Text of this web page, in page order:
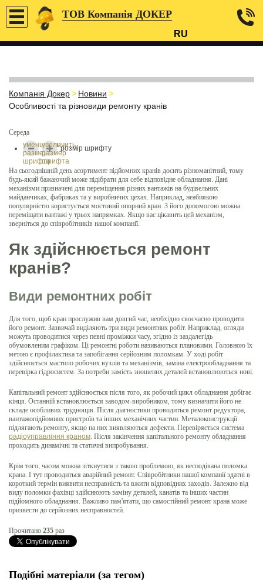
ТОВ Компанія ДОКЕР
RU
Компанія Докер> Новини >
Особливості та різновиди ремонту кранів
Середа
розмір шрифту
уменьшить
размер
шрифта
увеличить
размер
шрифта
На сьогоднішній день асортимент підйомних кранів досить різноманітний, тому
будь-який бажаючий може підібрати для себе відповідне обладнання. Дані
механізми призначені для переміщення різних вантажів на будівельних
майданчиках, фабриках та у виробничих цехах. Наприклад, неабиякою
популярністю користується мостовий опорний кран. З його допомогою можна
переміщати вантажі у трьох напрямках. Якщо вас цікавить цей механізм,
зверніться до співробітників нашої компанії.
Як здійснюється ремонт
кранів?
Види ремонтних робіт
Для того, щоб кран прослужив вам довгий час, необхідно своєчасно проводити
його ремонт. Зазвичай виділяють три види ремонтних робіт. Наприклад, огляди
можуть проводитися через певні проміжки часу, згідно із заздалегідь
обумовленим графіком. Ці ремонтні роботи називаються плановими. Головною їх
метою є профілактика та запобігання серйозним поломкам. У ході робіт
здійснюється мастило робочих вузлів та механізмів, заміна електрообладнання та
перевірка гідросистем. За потреби замість зношених деталей встановлюються нові.
Капітальний ремонт здійснюється після того, як робочий цикл обладнання добігає
кінця. Останній встановлюється заводом-виробником, тому визначити його не
складе особливих труднощів. Після діагностики проводиться ремонт редуктора,
вантажопідйомних пристроїв та інших механічних частин. Металоконструкції
підлягають ремонту, якщо на них виявляються дефекти. Перевіряється система
радіоуправління краном. Після закінчення капітального ремонту обладнання
проходить динамічні та статичні випробування.
Крім того, часом можна зіткнутися з такою проблемою, як несподівана поломка
крана. І тут проводиться аварійний ремонт. Співробітники нашої компанії здатні в
короткий термін виявити несправність та вжити відповідних заходів. Залежно від
виду поломки фахівці здійснюють заміну деталей, канатів та інших частин
підйомного обладнання. Важливо пам'ятати, що самостійний ремонт крана може
призвести до серйозних несправностей.
Прочитано 235 раз
Подібні матеріали (за тегом)